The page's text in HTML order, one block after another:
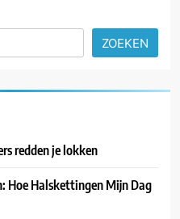
ZOEKEN
redden je lokken
Hoe Halskettingen Mijn Dag